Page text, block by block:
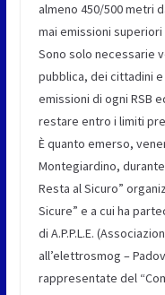
almeno 450/500 metri
mai emissioni
Sono solo necessarie
pubblica, dei cittadini
emissioni di ogni RSB
restare entro i limiti
È quanto emerso,
Montegiardino,
Resta al Sicuro”
Sicure” e a cui ha
di A.P.P.L.E.
all’elettrosmog –
rappresentate del